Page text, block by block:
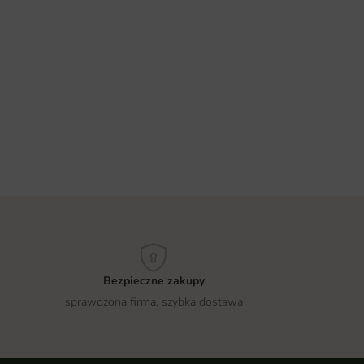
Bezpieczne zakupy
sprawdzona firma, szybka dostawa